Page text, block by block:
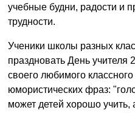
учебные будни, радости и
трудности.
Ученики школы разных
праздновать День учителя
своего любимого
юмористических фраз:
может детей хорошо